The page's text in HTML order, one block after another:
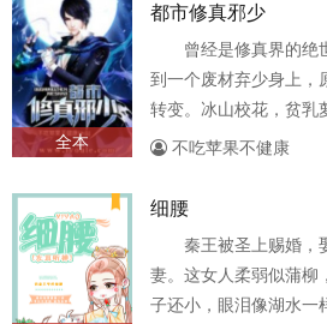
全本
都市修真邪少
曾经是修真界的绝
到一个废材弃少身上，
转变。冰山校花，贫
让本邪修来降服你们吧
不吃苹果不健康
细腰
秦王被圣上赐婚，
妻。这女人柔弱似蒲柳
子还小，眼泪像湖水一